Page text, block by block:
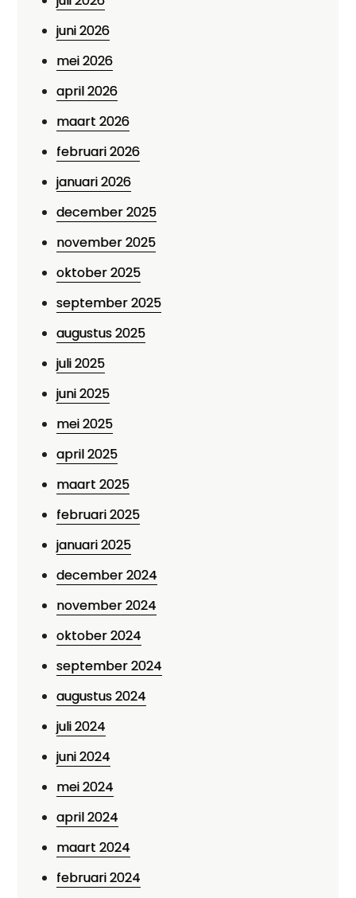
juni 2026
mei 2026
april 2026
maart 2026
februari 2026
januari 2026
december 2025
november 2025
oktober 2025
september 2025
augustus 2025
juli 2025
juni 2025
mei 2025
april 2025
maart 2025
februari 2025
januari 2025
december 2024
november 2024
oktober 2024
september 2024
augustus 2024
juli 2024
juni 2024
mei 2024
april 2024
maart 2024
februari 2024